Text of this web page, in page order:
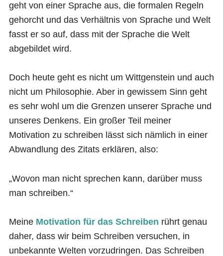
geht von einer Sprache aus, die formalen Regeln
gehorcht und das Verhältnis von Sprache und Welt
fasst er so auf, dass mit der Sprache die Welt
abgebildet wird.
Doch heute geht es nicht um Wittgenstein und auch
nicht um Philosophie. Aber in gewissem Sinn geht
es sehr wohl um die Grenzen unserer Sprache und
unseres Denkens. Ein großer Teil meiner
Motivation zu schreiben lässt sich nämlich in einer
Abwandlung des Zitats erklären, also:
„Wovon man nicht sprechen kann, darüber muss
man schreiben.“
Meine Motivation für das Schreiben rührt genau
daher, dass wir beim Schreiben versuchen, in
unbekannte Welten vorzudringen. Das Schreiben